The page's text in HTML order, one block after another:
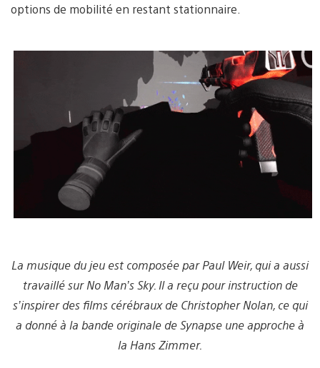
options de mobilité en restant stationnaire.
La musique du jeu est composée par Paul Weir, qui a aussi
travaillé sur No Man’s Sky. Il a reçu pour instruction de
s’inspirer des films cérébraux de Christopher Nolan, ce qui
a donné à la bande originale de Synapse une approche à
la Hans Zimmer.